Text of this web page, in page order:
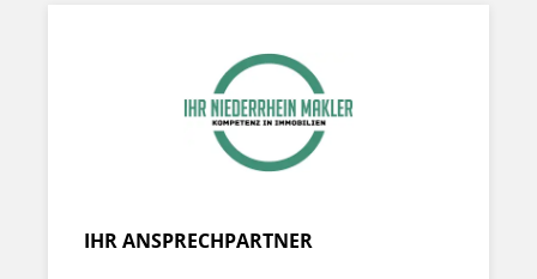
IHR ANSPRECHPARTNER